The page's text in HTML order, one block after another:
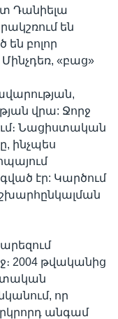
Դանիելա
են
են բոլոր
«բաց»
վրա: Ջորջ
Նացիստական
ինչպես
էր: Կարծում
2004 թվականից
որ
անգամ